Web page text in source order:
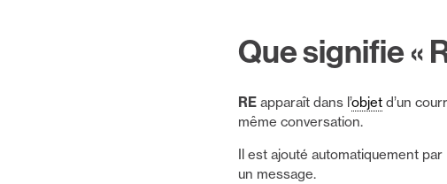
Que signifie «
REapparaît dans l’objetd’un
même conversation.
Il est ajouté automatiquement
un message.